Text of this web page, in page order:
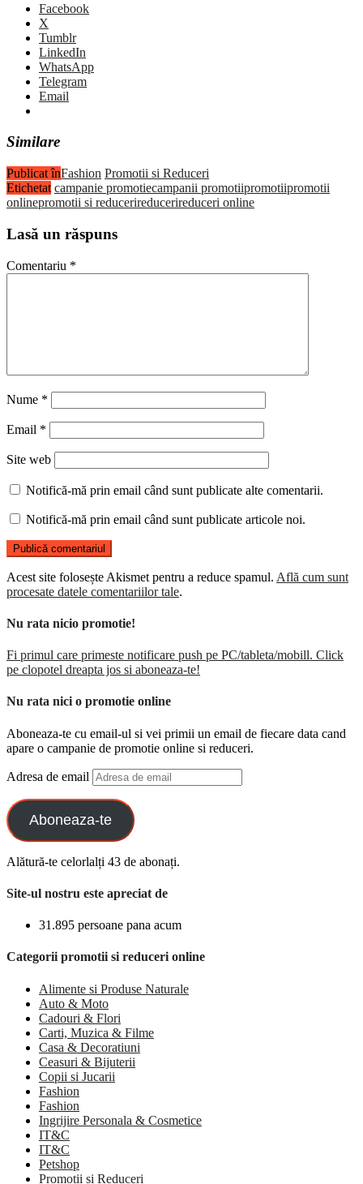
Facebook
X
Tumblr
LinkedIn
WhatsApp
Telegram
Email
Similare
Publicat înFashion Promotii si Reduceri
Etichetat campanie promotiecampanii promotiipromotiipromotii
onlinepromotii si reducerireducerireduceri online
Lasă un răspuns
Comentariu *
Nume *
Email *
Site web
Notifică-mă prin email când sunt publicate alte comentarii.
Notifică-mă prin email când sunt publicate articole noi.
Acest site folosește Akismet pentru a reduce spamul. Află cum sunt
procesate datele comentariilor tale.
Nu rata nicio promotie!
Fi primul care primeste notificare push pe PC/tableta/mobill. Click
pe clopotel dreapta jos si aboneaza-te!
Nu rata nici o promotie online
Aboneaza-te cu email-ul si vei primii un email de fiecare data cand
apare o campanie de promotie online si reduceri.
Adresa de email
Aboneaza-te
Alătură-te celorlalți 43 de abonați.
Site-ul nostru este apreciat de
31.895 persoane pana acum
Categorii promotii si reduceri online
Alimente si Produse Naturale
Auto & Moto
Cadouri & Flori
Carti, Muzica & Filme
Casa & Decoratiuni
Ceasuri & Bijuterii
Copii si Jucarii
Fashion
Fashion
Ingrijire Personala & Cosmetice
IT&C
IT&C
Petshop
Promotii si Reduceri